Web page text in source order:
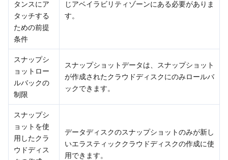
タンスにア
タッチする
ための前提
条件
じアベイラビリティゾーンにある必要がありま
す。
スナップシ
ョットロー
ルバックの
制限
スナップショットデータは、スナップショット
が作成されたクラウドディスクにのみロールバ
ックできます。
スナップシ
ョットを使
用したクラ
ウドディス
データディスクのスナップショットのみが新し
いエラスティッククラウドディスクの作成に使
用できます。